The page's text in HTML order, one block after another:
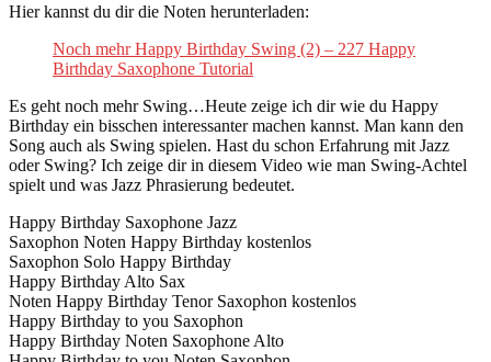
Hier kannst du dir die Noten herunterladen:
Noch mehr Happy Birthday Swing (2) – 227 Happy
Birthday Saxophone Tutorial
Es geht noch mehr Swing…Heute zeige ich dir wie du Happy
Birthday ein bisschen interessanter machen kannst. Man kann den
Song auch als Swing spielen. Hast du schon Erfahrung mit Jazz
oder Swing? Ich zeige dir in diesem Video wie man Swing-Achtel
spielt und was Jazz Phrasierung bedeutet.
Happy Birthday Saxophone Jazz
Saxophon Noten Happy Birthday kostenlos
Saxophon Solo Happy Birthday
Happy Birthday Alto Sax
Noten Happy Birthday Tenor Saxophon kostenlos
Happy Birthday to you Saxophon
Happy Birthday Noten Saxophone Alto